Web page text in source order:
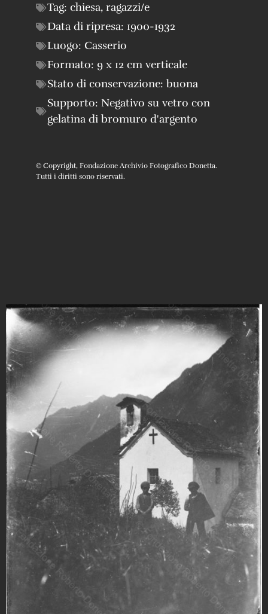
Tag: chiesa, ragazzi/e
Data di ripresa: 1900-1932
Luogo: Casserio
Formato: 9 x 12 cm verticale
Stato di conservazione: buona
Supporto: Negativo su vetro con
gelatina di bromuro d'argento
© Copyright, Fondazione Archivio Fotografico Donetta.
Tutti i diritti sono riservati.